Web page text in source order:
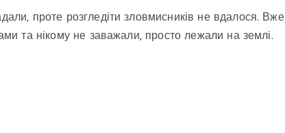
проте розгледіти зловмисників не вдалося. Вже
та нікому не заважали, просто лежали на землі.